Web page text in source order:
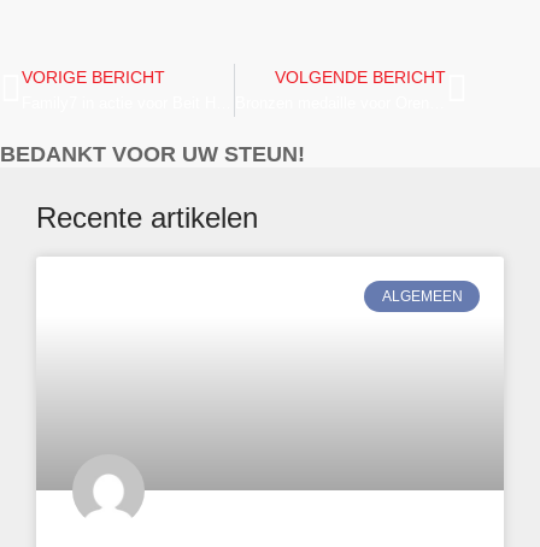
VORIGE BERICHT VOLGENDE BERICHT
BEDANKT VOOR UW STEUN!
Recente artikelen
ALGEMEEN